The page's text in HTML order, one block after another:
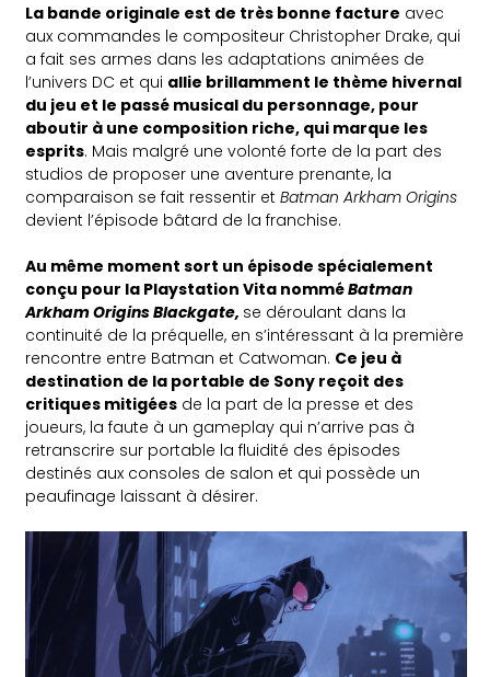
La bande originale est de très bonne facture avec
aux commandes le compositeur Christopher Drake, qui
a fait ses armes dans les adaptations animées de
l’univers DC et qui allie brillamment le thème hivernal
du jeu et le passé musical du personnage, pour
aboutir à une composition riche, qui marque les
esprits. Mais malgré une volonté forte de la part des
studios de proposer une aventure prenante, la
comparaison se fait ressentir etBatman Arkham Origins
devient l’épisode bâtard de la franchise.
Au même moment sort un épisode spécialement
conçu pour la Playstation Vita nomméBatman
Arkham Origins Blackgate, se déroulant dans la
continuité de la préquelle, en s’intéressant à la première
rencontre entre Batman et Catwoman. Ce jeu à
destination de la portable de Sony reçoit des
critiques mitigées de la part de la presse et des
joueurs, la faute à un gameplay qui n’arrive pas à
retranscrire sur portable la fluidité des épisodes
destinés aux consoles de salon et qui possède un
peaufinage laissant à désirer.